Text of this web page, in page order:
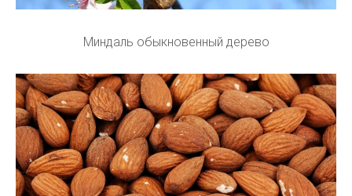
Миндаль обыкновенный дерево